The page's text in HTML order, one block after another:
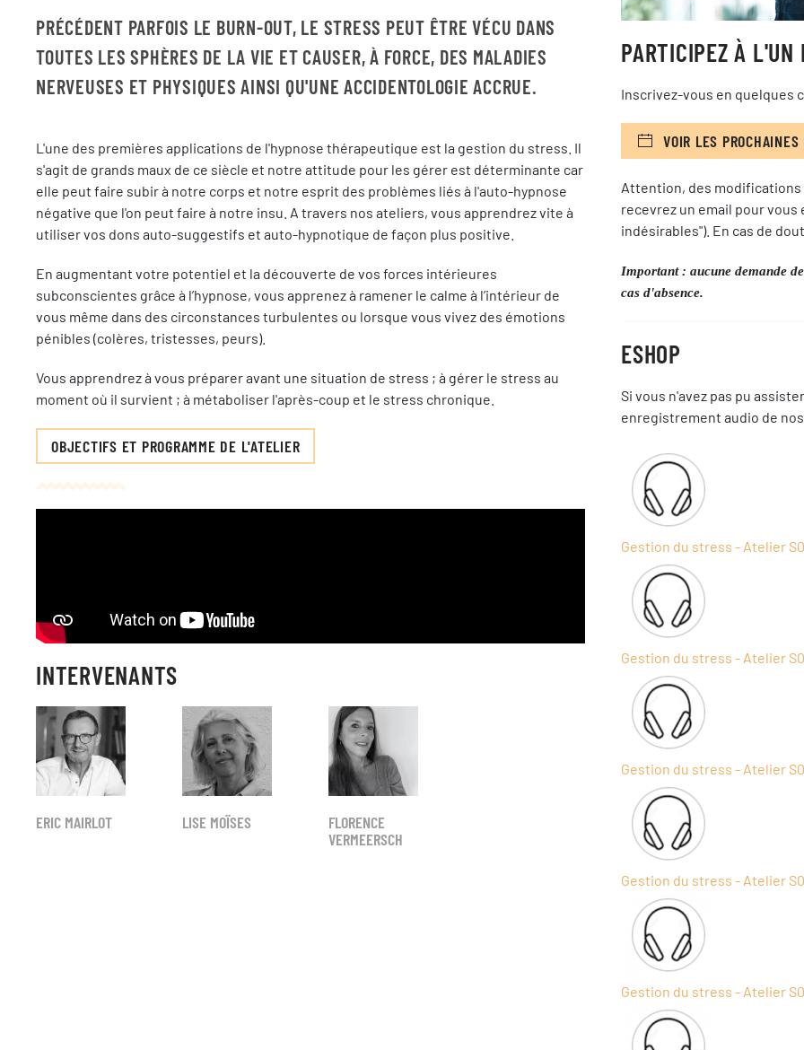
PRÉCÉDENT PARFOIS LE BURN-OUT, LE STRESS PEUT ÊTRE VÉCU DANS
TOUTES LES SPHÈRES DE LA VIE ET CAUSER, À FORCE, DES MALADIES
NERVEUSES ET PHYSIQUES AINSI QU'UNE ACCIDENTOLOGIE ACCRUE.
L'une des premières applications de l'hypnose thérapeutique est la gestion du stress. Il
s'agit de grands maux de ce siècle et notre attitude pour les gérer est déterminante car
elle peut faire subir à notre corps et notre esprit des problèmes liés à l'auto-hypnose
négative que l'on peut faire à notre insu. A travers nos ateliers, vous apprendrez vite à
utiliser vos dons auto-suggestifs et auto-hypnotique de façon plus positive.
En augmentant votre potentiel et la découverte de vos forces intérieures
subconscientes grâce à l’hypnose, vous apprenez à ramener le calme à l’intérieur de
vous même dans des circonstances turbulentes ou lorsque vous vivez des émotions
pénibles (colères, tristesses, peurs).
Vous apprendrez à vous préparer avant une situation de stress ; à gérer le stress au
moment où il survient ; à métaboliser l'après-coup et le stress chronique.
OBJECTIFS ET PROGRAMME DE L'ATELIER
INTERVENANTS
ERIC MAIRLOT LISE MOÏSES
FLORENCE
VERMEERSCH
PARTICIPEZ À L'UN
Inscrivez-vous en quelques
VOIR LES PROCHAINES
Attention, des modifications
recevrez un email pour
indésirables"). En cas de
Important : aucune demande
cas d'absence.
ESHOP
Si vous n'avez pas pu
enregistrement audio de
Gestion du stress - Atelier
Gestion du stress - Atelier
Gestion du stress - Atelier
Gestion du stress - Atelier
Gestion du stress - Atelier